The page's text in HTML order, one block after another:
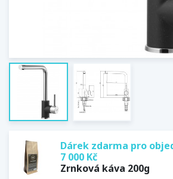
Dárek zdarma pro
7 000 Kč
Zrnková káva 200g